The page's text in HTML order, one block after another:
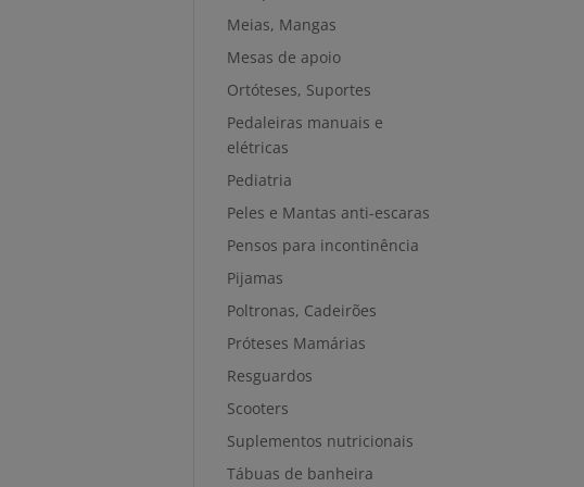
Meias, Mangas
Mesas de apoio
Ortóteses, Suportes
Pedaleiras manuais e
elétricas
Pediatria
Peles e Mantas anti-escaras
Pensos para incontinência
Pijamas
Poltronas, Cadeirões
Próteses Mamárias
Resguardos
Scooters
Suplementos nutricionais
Tábuas de banheira